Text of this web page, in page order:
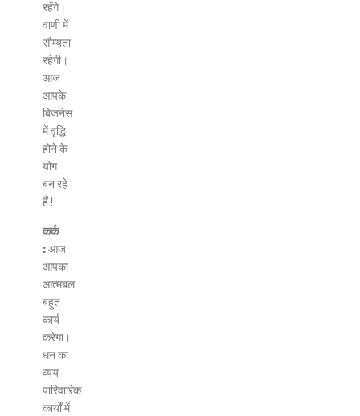
रहेंगे।
वाणी में
सौम्यता
रहेगी।
आज
आपके
बिजनेस
में वृद्धि
होने के
योग
बन रहे
हैं !
कर्क
:आज
आपका
आत्मबल
बहुत
कार्य
करेगा।
धन का
व्यय
पारिवारिक
कार्यों में